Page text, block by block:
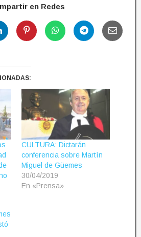
en Redes
CULTURA: Dictarán
conferencia sobre Martín
Miguel de Güemes
30/04/2019
En «Prensa»